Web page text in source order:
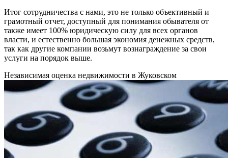
Итог сотрудничества с нами, это не только объективный и
грамотный отчет, доступный для понимания обывателя от
также имеет 100% юридическую силу для всех органов
власти, и естественно большая экономия денежных средств,
так как другие компании возьмут вознаграждение за свои
услуги на порядок выше.
Независимая оценка недвижимости в Жуковском